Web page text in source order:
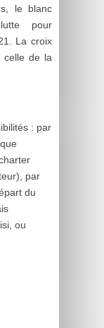
le blanc
pour
La croix
celle de la
: par
par
du
ou